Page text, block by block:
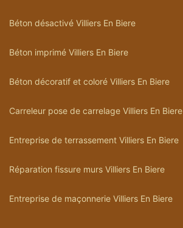
Béton désactivé Villiers En Biere
Béton imprimé Villiers En Biere
Béton décoratif et coloré Villiers En Biere
Carreleur pose de carrelage Villiers En Biere
Entreprise de terrassement Villiers En Biere
Réparation fissure murs Villiers En Biere
Entreprise de maçonnerie Villiers En Biere